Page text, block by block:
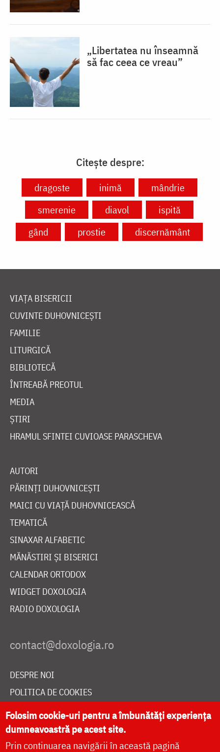
„Libertatea nu înseamnă
să fac ceea ce vreau”
Citește despre:
dragoste inimă
mândrie
smerenie
diavol
ispită
gând
prostie discernământ
VIAȚA BISERICII
CUVINTE DUHOVNICEȘTI
FAMILIE
LITURGICĂ
BIBLIOTECĂ
ÎNTREABĂ PREOTUL
MEDIA
ȘTIRI
HRAMUL SFINTEI CUVIOASE PARASCHEVA
AUTORI
PĂRINȚI DUHOVNICEȘTI
MAICI CU VIAȚĂ DUHOVNICEASCĂ
TEMATICĂ
SINAXAR ALFABETIC
MĂNĂSTIRI ȘI BISERICI
CALENDAR ORTODOX
WIDGET DOXOLOGIA
RADIO DOXOLOGIA
DESPRE NOI
POLITICA DE COOKIES
DONEAZĂ ONLINE PENTRU CATEDRALA NAȚIONALĂ
LIVE
Folosim cookie-uri pentru a îmbunătăți experiența
dumneavoastră pe acest site.
Prin continuarea navigării în această pagină